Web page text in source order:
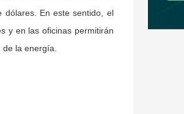
dólares. En este sentido, el
y en las oficinas permitirán
la energía.